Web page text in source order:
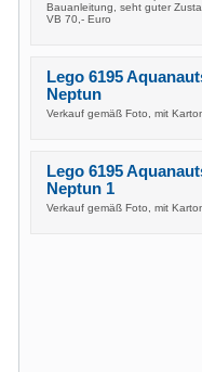
Bauanleitung, seht guter
VB 70,- Euro
Lego 6195
Neptun
Verkauf gemäß Foto, mit
Lego 6195
Neptun 1
Verkauf gemäß Foto, mit